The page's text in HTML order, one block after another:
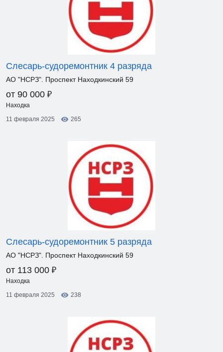
Слесарь-судоремонтник 4 разряда
АО "НСРЗ". Проспект Находкинский 59
от 90 000 ₽
Находка
11 февраля 2025
265
Слесарь-судоремонтник 5 разряда
АО "НСРЗ". Проспект Находкинский 59
от 113 000 ₽
Находка
11 февраля 2025
238